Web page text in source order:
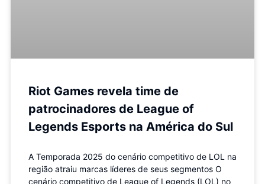
Riot Games revela time de
patrocinadores de League of
Legends Esports na América do Sul
A Temporada 2025 do cenário competitivo de LOL na
região atraiu marcas líderes de seus segmentos O
cenário competitivo de League of Legends (LOL) no